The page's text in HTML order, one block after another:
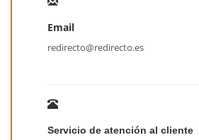
Email
redirecto@redirecto.es
Servicio de atención al cliente